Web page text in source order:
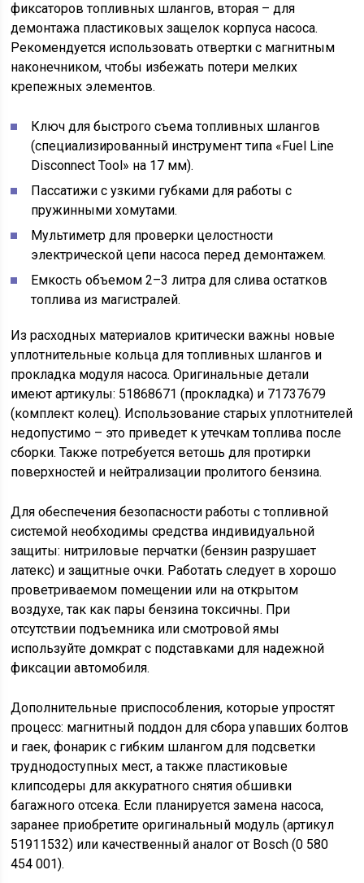
фиксаторов топливных шлангов, вторая – для
демонтажа пластиковых защелок корпуса насоса.
Рекомендуется использовать отвертки с магнитным
наконечником, чтобы избежать потери мелких
крепежных элементов.
Ключ для быстрого съема топливных шлангов
(специализированный инструмент типа «Fuel Line
Disconnect Tool» на 17 мм).
Пассатижи с узкими губками для работы с
пружинными хомутами.
Мультиметр для проверки целостности
электрической цепи насоса перед демонтажем.
Емкость объемом 2–3 литра для слива остатков
топлива из магистралей.
Из расходных материалов критически важны новые
уплотнительные кольца для топливных шлангов и
прокладка модуля насоса. Оригинальные детали
имеют артикулы: 51868671 (прокладка) и 71737679
(комплект колец). Использование старых уплотнителей
недопустимо – это приведет к утечкам топлива после
сборки. Также потребуется ветошь для протирки
поверхностей и нейтрализации пролитого бензина.
Для обеспечения безопасности работы с топливной
системой необходимы средства индивидуальной
защиты: нитриловые перчатки (бензин разрушает
латекс) и защитные очки. Работать следует в хорошо
проветриваемом помещении или на открытом
воздухе, так как пары бензина токсичны. При
отсутствии подъемника или смотровой ямы
используйте домкрат с подставками для надежной
фиксации автомобиля.
Дополнительные приспособления, которые упростят
процесс: магнитный поддон для сбора упавших болтов
и гаек, фонарик с гибким шлангом для подсветки
труднодоступных мест, а также пластиковые
клипсодеры для аккуратного снятия обшивки
багажного отсека. Если планируется замена насоса,
заранее приобретите оригинальный модуль (артикул
51911532) или качественный аналог от Bosch (0 580
454 001).